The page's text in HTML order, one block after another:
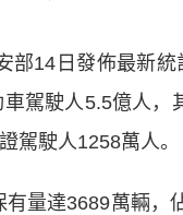
14日發佈最新統
駕駛人5.5億人，
駕駛人1258萬人。
達3689萬輛，